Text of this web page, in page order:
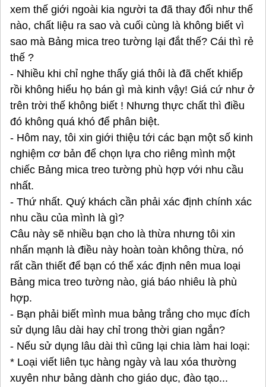
xem thế giới ngoài kia người ta đã thay đổi như thế
nào, chất liệu ra sao và cuối cùng là không biết vì
sao mà Bảng mica treo tường lại đắt thế? Cái thì rẻ
thế ?
- Nhiều khi chỉ nghe thấy giá thôi là đã chết khiếp
rồi không hiểu họ bán gì mà kinh vậy! Giá cứ như ở
trên trời thế không biết ! Nhưng thực chất thì điều
đó không quá khó để phân biệt.
- Hôm nay, tôi xin giới thiệu tới các bạn một số kinh
nghiệm cơ bản để chọn lựa cho riêng mình một
chiếc Bảng mica treo tường phù hợp với nhu cầu
nhất.
- Thứ nhất. Quý khách cần phải xác định chính xác
nhu cầu của mình là gì?
Câu này sẽ nhiều bạn cho là thừa nhưng tôi xin
nhấn mạnh là điều này hoàn toàn không thừa, nó
rất cần thiết để bạn có thể xác định nên mua loại
Bảng mica treo tường nào, giá báo nhiêu là phù
hợp.
- Bạn phải biết mình mua bảng trắng cho mục đích
sử dụng lâu dài hay chỉ trong thời gian ngắn?
- Nếu sử dụng lâu dài thì cũng lại chia làm hai loại:
* Loại viết liên tục hàng ngày và lau xóa thường
xuyên như bảng dành cho giáo dục, đào tạo...